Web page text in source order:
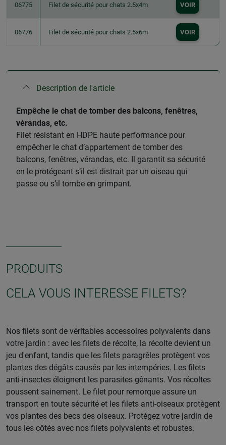
06775 Filet de sécurité pour chats 2.5x4m VOIR
06776 Filet de sécurité pour chats 2.5x6m VOIR
Description de l'article
Empêche le chat de tomber des balcons, fenêtres,
vérandas, etc.
Filet résistant en HDPE haute performance pour
empêcher le chat d’appartement de tomber des
balcons, fenêtres, vérandas, etc. Il garantit sa sécurité
en le protégeant s’il est distrait par un oiseau qui
passe ou s’il tombe en grimpant.
PRODUITS
CELA VOUS INTERESSE FILETS?
Nos filets sont de véritables accessoires polyvalents dans
votre jardin : avec les filets de récolte, la récolte devient un
jeu d'enfant, tandis que les filets paragrêles protègent vos
plantes des dégâts causés par les intempéries. Les filets
anti-insectes éloignent les parasites gênants. Vos récoltes
poussent sainement. Le filet pour remorque assure un
transport en toute sécurité et les filets anti-oiseaux protègent
vos plantes des becs des oiseaux. Protégez votre jardin de
tous les côtés avec nos filets polyvalents et robustes.